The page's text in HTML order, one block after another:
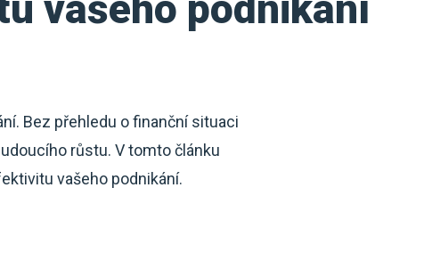
Bez přehledu o finanční situaci
růstu. V tomto článku
vašeho podnikání.